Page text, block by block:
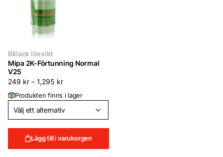
Billack lösvikt
Mipa 2K-Förtunning Normal
V25
249 kr – 1,295 kr
Produkten finns i lager
Lägg till i varukorgen